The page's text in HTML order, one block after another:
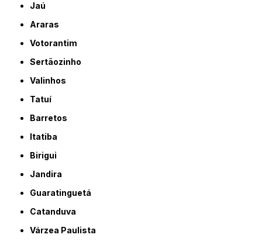
Jaú
Araras
Votorantim
Sertãozinho
Valinhos
Tatuí
Barretos
Itatiba
Birigui
Jandira
Guaratinguetá
Catanduva
Várzea Paulista